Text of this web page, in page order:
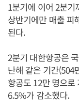
1분기에 이어 2분기
상반기에만 매출 피
된다.
2분기 대한항공은
난해 같은 기간(504
항공도 12만 명으로
6.5%가 감소했다.